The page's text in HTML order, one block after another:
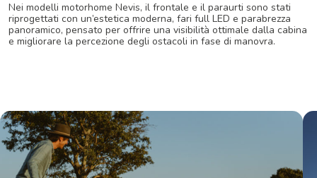
Nei modelli motorhome Nevis, il frontale e il paraurti sono stati
riprogettati con un’estetica moderna, fari full LED e parabrezza
panoramico, pensato per offrire una visibilità ottimale dalla cabina
e migliorare la percezione degli ostacoli in fase di manovra.